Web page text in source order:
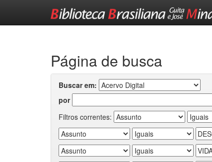
Página de busca
Buscar em:
por
Filtros correntes: